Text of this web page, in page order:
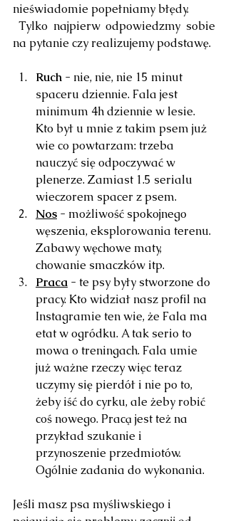
nieświadomie popełniamy błędy.
na pytanie czy realizujemy podstawę.
Ruch - nie, nie, nie 15 minut
spaceru dziennie. Fala jest
minimum 4h dziennie w lesie.
Kto był u mnie z takim psem już
wie co powtarzam: trzeba
nauczyć się odpoczywać w
plenerze. Zamiast 1.5 serialu
wieczorem spacer z psem.
Nos - możliwość spokojnego
węszenia, eksplorowania terenu.
Zabawy węchowe maty,
chowanie smaczków itp.
Praca - te psy były stworzone do
pracy. Kto widział nasz profil na
Instagramie ten wie, że Fala ma
etat w ogródku. A tak serio to
mowa o treningach. Fala umie
już ważne rzeczy więc teraz
uczymy się pierdół i nie po to,
żeby iść do cyrku, ale żeby robić
coś nowego. Pracą jest też na
przykład szukanie i
przynoszenie przedmiotów.
Ogólnie zadania do wykonania.
Jeśli masz psa myśliwskiego i